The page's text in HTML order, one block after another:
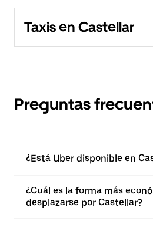
Taxis en Castellar
Preguntas
¿Está Uber disponible en
¿Cuál es la forma más
desplazarse por Castellar?